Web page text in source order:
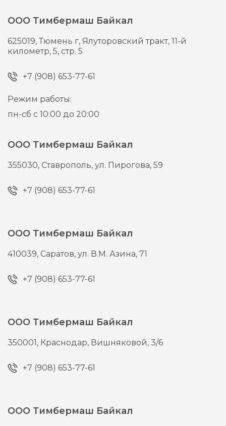
ООО Тимбермаш Байкал
625019,Тюмень г, Ялуторовский тракт, 11-й
километр, 5, стр. 5
+7 (908) 653-77-61
Режим работы:
пн-сб с 10:00 до 20:00
ООО Тимбермаш Байкал
355030, Ставрополь,ул. Пирогова, 59
+7 (908) 653-77-61
ООО Тимбермаш Байкал
410039, Саратов,ул. В.М. Азина, 71
+7 (908) 653-77-61
ООО Тимбермаш Байкал
350001, Краснодар, Вишняковой, 3/6
+7 (908) 653-77-61
ООО Тимбермаш Байкал